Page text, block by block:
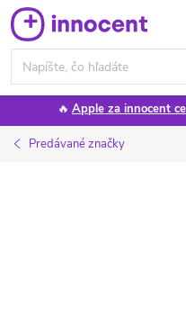
Prejsť
na
obsah
🔥 Apple za innocent
Predávané značky